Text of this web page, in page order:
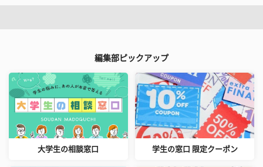
編集部ピックアップ
大学生の相談窓口 学生の窓口 限定クーポン